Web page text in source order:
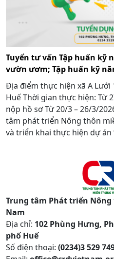
Tuyển tư vấn Tập huấn kỹ
vườn ươm; Tập huấn kỹ
Địa điểm thực hiện xã A Lưới
Huế Thời gian thực hiện: Từ
nộp hồ sơ Từ 20/3 – 26/3/
tâm phát triển Nông thôn
và triển khai thực hiện dự án
Trung tâm Phát triển
Nam
Địa chỉ: 102 Phùng Hưng,
phố Huế
Số điện thoại: (0234)3 529